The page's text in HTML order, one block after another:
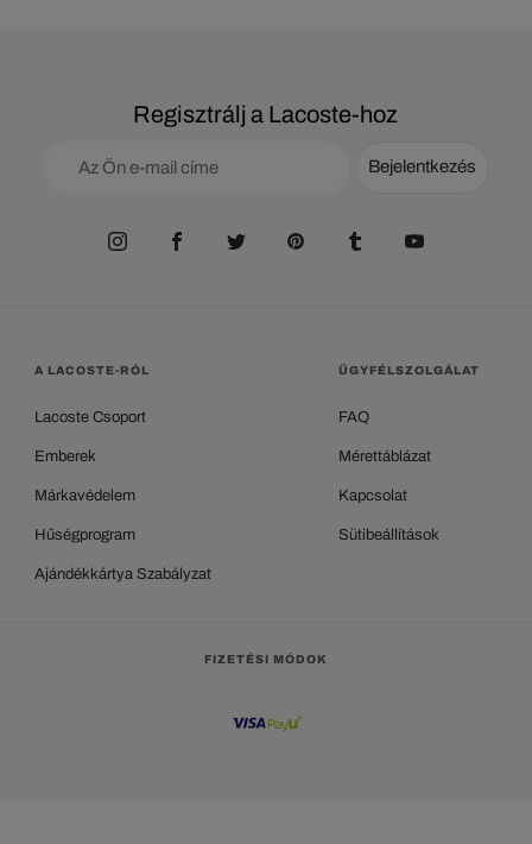
Regisztrálj a Lacoste-hoz
Bejelentkezés
A LACOSTE-RÓL
Lacoste Csoport
Emberek
Márkavédelem
Hűségprogram
Ajándékkártya Szabályzat
ÜGYFÉLSZOLGÁLAT
FAQ
Mérettáblázat
Kapcsolat
Sütibeállítások
FIZETÉSI MÓDOK